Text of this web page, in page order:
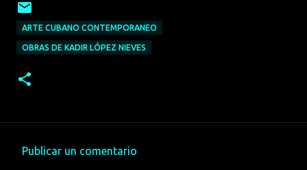
ARTE CUBANO CONTEMPORANEO
OBRAS DE KADIR LÓPEZ NIEVES
Publicar un comentario